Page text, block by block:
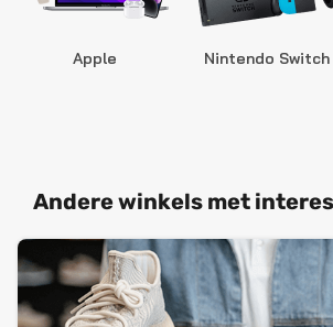
Apple Nintendo Switch
Andere winkels met